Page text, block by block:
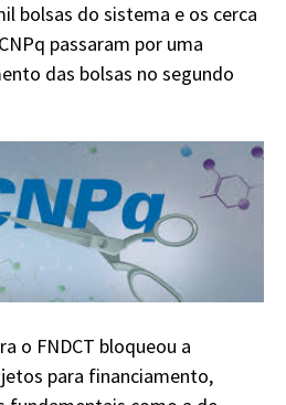
bolsas do sistema e os cerca
passaram por uma
das bolsas no segundo
o FNDCT bloqueou a
para financiamento,